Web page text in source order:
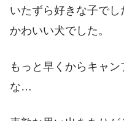
いたずら好きな子でし
かわいい犬でした。
もっと早くからキャ
な…